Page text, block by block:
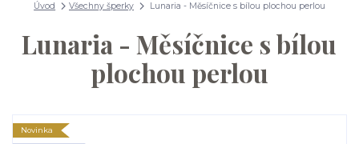
Úvod Všechny šperky Lunaria - Měsíčnice s bílou plochou perlou
Lunaria - Měsíčnice s bílou
plochou perlou
Novinka